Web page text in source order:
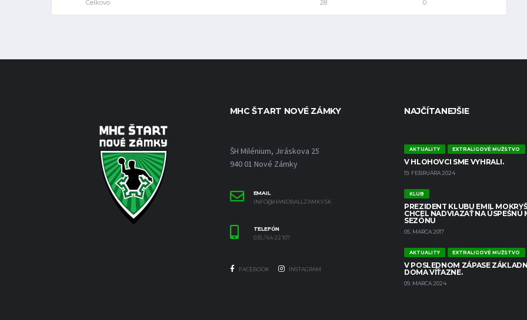
Celkovo 28 0
MHC ŠTART NOVÉ ZÁMKY
ŠH Milénium, Jiráskova 25
940 01 Nové Zámky
EMAIL
INFO@HANDBALLZAMKY.SK
TELEFÓN
035 / 64 22 107
FACEBOOK INSTAGRAM
NAJČÍTANEJŠIE
AKTUALITY EXTRALIGOVÉ MUŽSTVO
V HLOHOVCI SME VYHRALI.
19. FEBRUÁRA 2024
KLUB
PREZIDENT KLUBU EMIL
CHCEL NADVIAZAŤ NA ÚSPEŠNÚ
SEZÓNU
05. MARCA 2017
AKTUALITY EXTRALIGOVÉ MUŽSTVO
V POSLEDNOM ZÁPASE
DOMA VÍŤAZNE.
09. MARCA 2024